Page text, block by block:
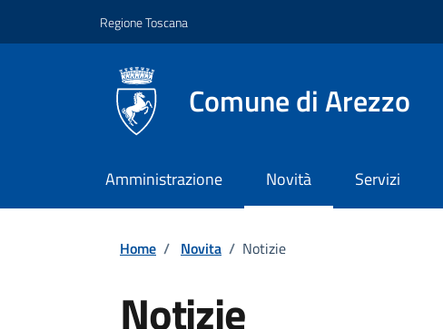
Regione Toscana
Comune di Arezzo
Amministrazione Novità Servizi
Home / Novita / Notizie
Notizie